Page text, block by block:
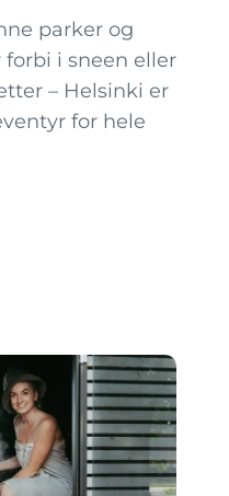
parker og
i sneen eller
– Helsinki er
for hele